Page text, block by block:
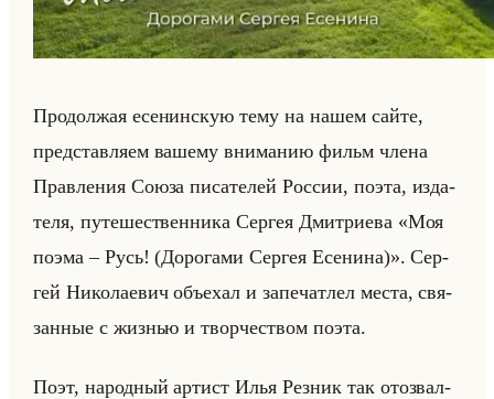
Про­дол­жая есе­нин­скую тему на нашем сайте,
пред­став­ля­ем ва­ше­му вни­ма­нию фильм члена
Прав­ле­ния Союза пи­са­те­лей Рос­сии, поэта, из­да­
те­ля, пу­те­ше­ствен­ни­ка Сер­гея Дмит­ри­ева «Моя
поэма – Русь! (Дорогами Сергея Есенина)». Сер­
гей Ни­ко­ла­евич объе­хал и за­пе­чат­лел места, свя­
зан­ные с жиз­нью и твор­че­ством поэта.
Поэт, на­род­ный ар­тист Илья Рез­ник так ото­звал­